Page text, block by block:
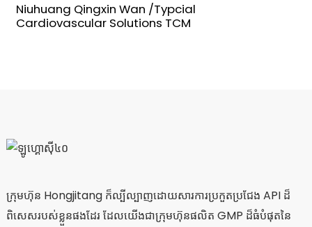
Niuhuang Qingxin Wan /Typcial
Cardiovascular Solutions TCM
ក្រុមហ៊ុន Hongjitang ក៏ល្បីល្បាញដោយសារការប្រកួតប្រជែង API ដ៏
ពិសេសរបស់ខ្លួនផងដែរ ដែលយើងជាក្រុមហ៊ុនផលិត GMP ដ៏ធំបំផុតនៃ